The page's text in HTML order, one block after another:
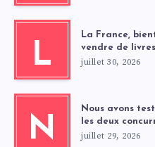
L
La France,
vendre de
juillet 30, 2026
N
Nous avons
les deux
juillet 29, 2026